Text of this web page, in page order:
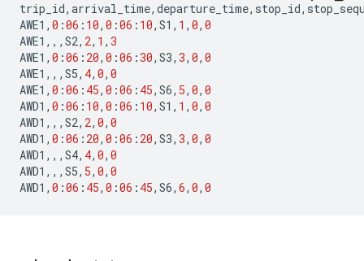
trip_id, arrival_time, departure_time, stop_id,
AWE1 , 0 :06 : 10, 0 :06 : 10, S1 , 1 , 0, 0
AWE1 ,,, S2, 2, 1 , 3
AWE1 , 0 :06 : 20, 0 :06 :30, S3, 3, 0, 0
AWE1 ,,, S5, 4, 0, 0
AWE1 , 0 :06 : 45, 0 :06 : 45, S6, 5, 0, 0
AWD1 , 0 :06 : 10, 0 :06 : 10, S1 , 1 , 0, 0
AWD1 ,,, S2, 2, 0, 0
AWD1 , 0 :06 : 20, 0 :06 : 20, S3, 3, 0, 0
AWD1 ,,, S4, 4, 0, 0
AWD1 ,,, S5, 5, 0, 0
AWD1 , 0 :06 : 45, 0 :06 : 45, S6, 6, 0, 0